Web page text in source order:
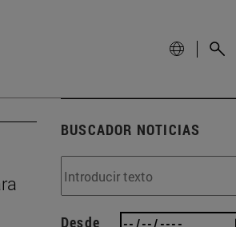
BUSCADOR NOTICIAS
Desde